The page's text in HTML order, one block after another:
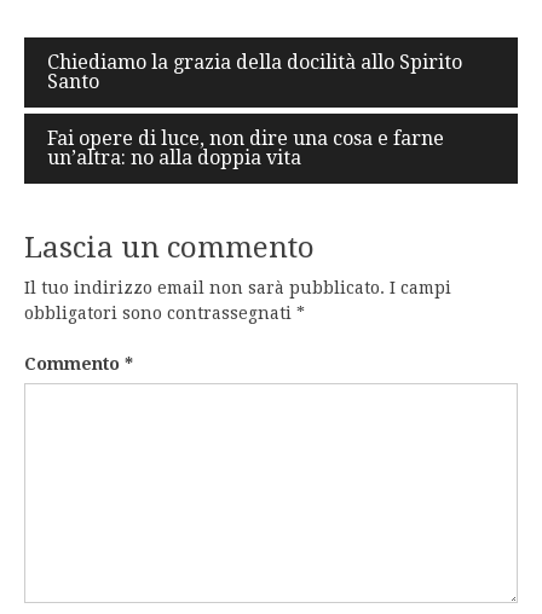
Navigazione
articoli
Chiediamo la grazia della docilità allo Spirito
Santo
Fai opere di luce, non dire una cosa e farne
un’altra: no alla doppia vita
Lascia un commento
Il tuo indirizzo email non sarà pubblicato. I campi
obbligatori sono contrassegnati *
Commento *